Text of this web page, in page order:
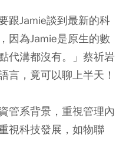
跟Jamie談到最新的科
因為Jamie是原生的數
代溝都沒有。」蔡祈岩
言，竟可以聊上半天！
管系背景，重視管理內
視科技發展，如物聯